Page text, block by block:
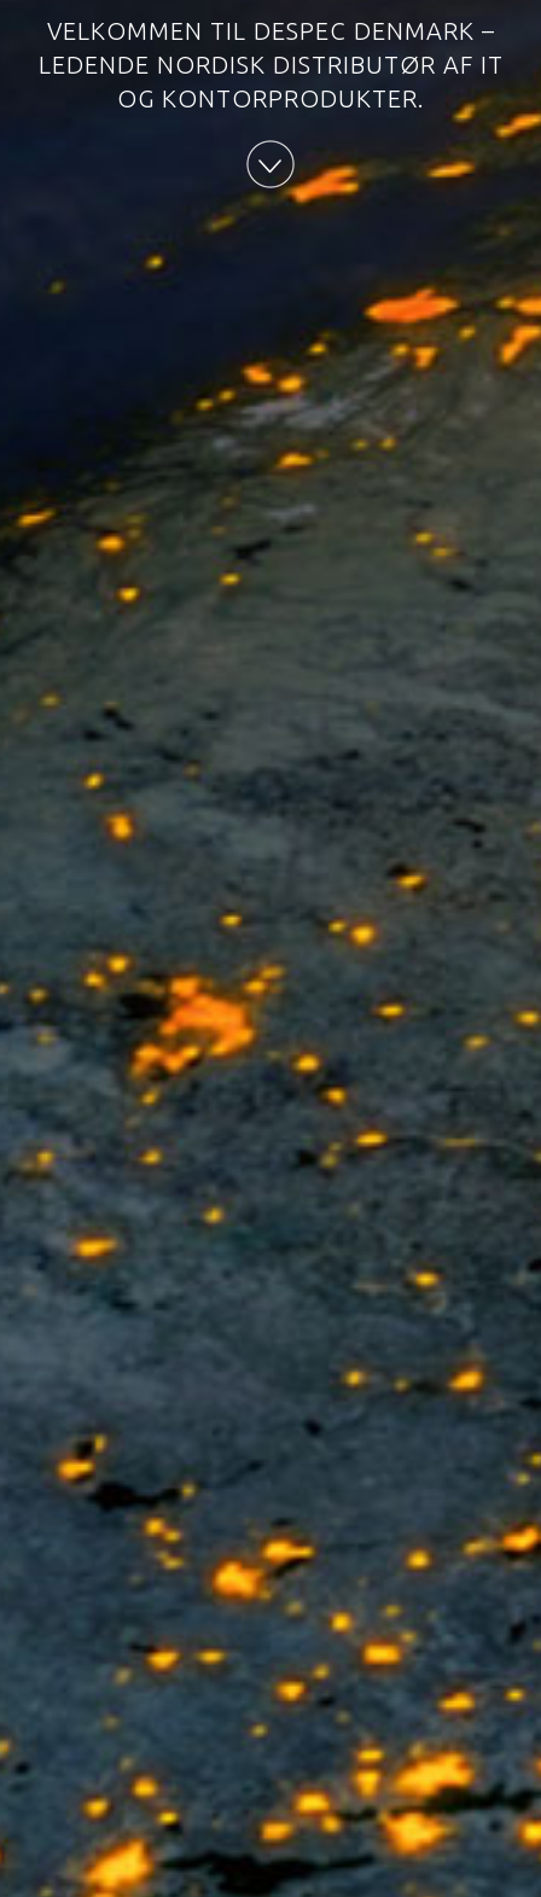
VELKOMMEN TIL DESPEC DENMARK –
LEDENDE NORDISK DISTRIBUTØR AF IT
OG KONTORPRODUKTER.